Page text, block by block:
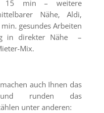
min – weitere
Nähe, Aldi,
gesundes Arbeiten
in direkter Nähe –
Mix.
auch Ihnen das
runden das
unter anderen: